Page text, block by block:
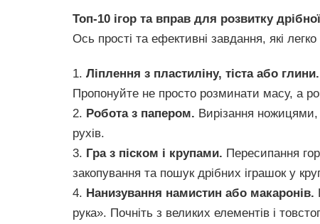
Топ-10 ігор та вправ для розвитку
Ось прості та ефективні завдання, які
1. Ліплення з пластиліну, тіста або глини.
Пропонуйте не просто розминати масу, а
2. Робота з папером. Вирізання ножицями,
рухів.
3. Гра з піском і крупами. Пересипання
закопування та пошук дрібних іграшок у
4. Нанизування намистин або макаронів.
рука». Почніть з великих елементів і